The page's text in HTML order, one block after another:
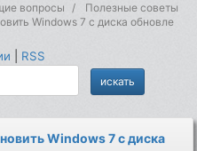
вопросы
Полезные советы
Windows 7 с диска обновле
RSS
Windows 7 с диска